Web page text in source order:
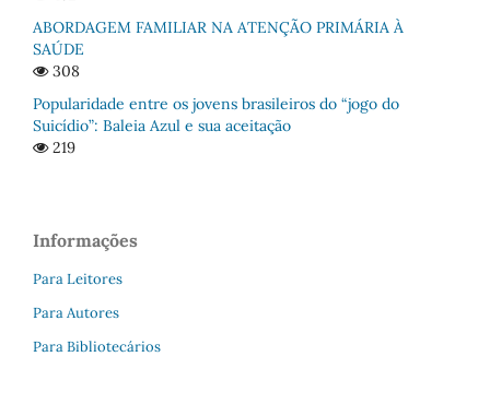
ABORDAGEM FAMILIAR NA ATENÇÃO PRIMÁRIA À
SAÚDE
308
Popularidade entre os jovens brasileiros do “jogo do
Suicídio”: Baleia Azul e sua aceitação
219
Informações
Para Leitores
Para Autores
Para Bibliotecários